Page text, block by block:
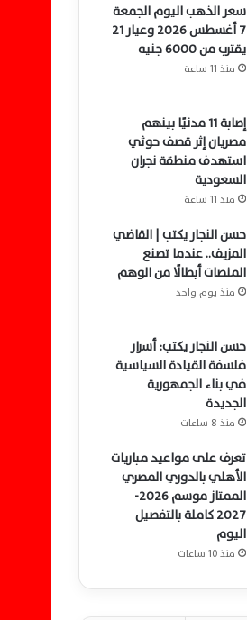
سعر الذهب اليوم الجمعة
7 أغسطس 2026 وعيار 21
يقترب من 6000 جنيه
منذ 11 ساعة
إصابة 11 مدنيًا بينهم
مصريان إثر قصف حوثي
استهدف منطقة نجران
السعودية
منذ 11 ساعة
حسن النجار يكتب | القاضي
المزيف.. عندما تصنع
المنصات أبطالًا من الوهم
منذ يوم واحد
حسن النجار يكتب: أسرار
فلسفة القيادة السياسية
في بناء الجمهورية
الجديدة
منذ 8 ساعات
تعرف على مواعيد مباريات
الأهلي بالدوري المصري
الممتاز موسم 2026-
2027 كاملة بالتفصيل
اليوم
منذ 10 ساعات